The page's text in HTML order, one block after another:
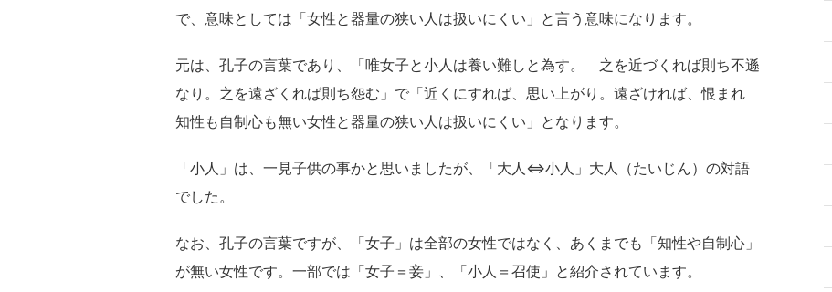
で、意味としては「女性と器量の狭い人は扱いにくい」と言う意味になります。
元は、孔子の言葉であり、「唯女子と小人は養い難しと為す。 之を近づくれば則ち不遜
なり。之を遠ざくれば則ち怨む」で「近くにすれば、思い上がり。遠ざければ、恨まれ
知性も自制心も無い女性と器量の狭い人は扱いにくい」となります。
「小人」は、一見子供の事かと思いましたが、「大人⇔小人」大人（たいじん）の対語
でした。
なお、孔子の言葉ですが、「女子」は全部の女性ではなく、あくまでも「知性や自制心」
が無い女性です。一部では「女子＝妾」、「小人＝召使」と紹介されています。